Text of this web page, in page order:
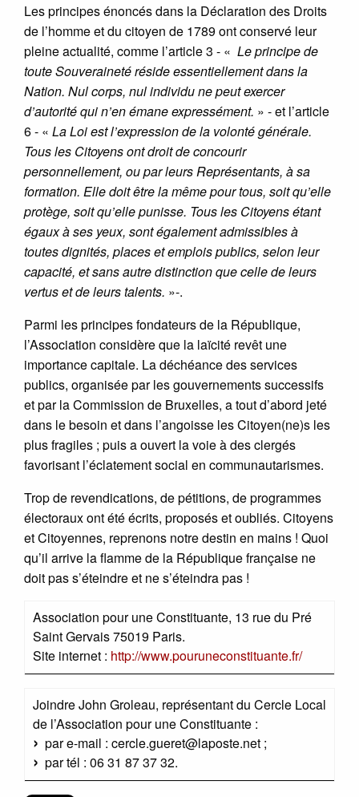
Les principes énoncés dans la Déclaration des Droits
de l’homme et du citoyen de 1789 ont conservé leur
pleine actualité, comme l’article 3 - « Le principe de
toute Souveraineté réside essentiellement dans la
Nation. Nul corps, nul individu ne peut exercer
d’autorité qui n’en émane expressément. » - et l’article
6 - « La Loi est l’expression de la volonté générale.
Tous les Citoyens ont droit de concourir
personnellement, ou par leurs Représentants, à sa
formation. Elle doit être la même pour tous, soit qu’elle
protège, soit qu’elle punisse. Tous les Citoyens étant
égaux à ses yeux, sont également admissibles à
toutes dignités, places et emplois publics, selon leur
capacité, et sans autre distinction que celle de leurs
vertus et de leurs talents. »-.
Parmi les principes fondateurs de la République,
l’Association considère que la laïcité revêt une
importance capitale. La déchéance des services
publics, organisée par les gouvernements successifs
et par la Commission de Bruxelles, a tout d’abord jeté
dans le besoin et dans l’angoisse les Citoyen(ne)s les
plus fragiles ; puis a ouvert la voie à des clergés
favorisant l’éclatement social en communautarismes.
Trop de revendications, de pétitions, de programmes
électoraux ont été écrits, proposés et oubliés. Citoyens
et Citoyennes, reprenons notre destin en mains ! Quoi
qu’il arrive la flamme de la République française ne
doit pas s’éteindre et ne s’éteindra pas !
Association pour une Constituante, 13 rue du Pré
Saint Gervais 75019 Paris.
Site internet : http://www.pouruneconstituante.fr/
Joindre John Groleau, représentant du Cercle Local
de l’Association pour une Constituante :
par e-mail : cercle.gueret@laposte.net ;
par tél : 06 31 87 37 32.